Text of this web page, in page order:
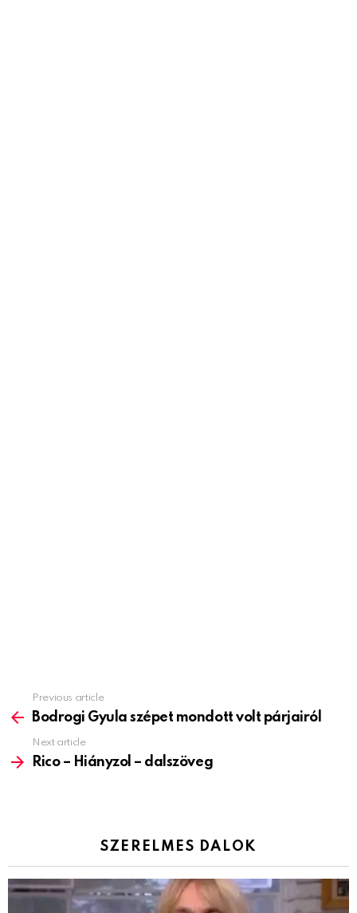
more
Previous article
Bodrogi Gyula szépet mondott volt párjairól
Next article
Rico – Hiányzol – dalszöveg
SZERELMES DALOK